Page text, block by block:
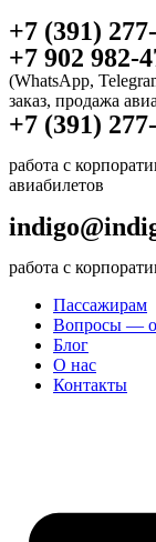
+7 (391)
+7 902 982-
(WhatsApp,
заказ, продажа
+7 (391)
работа с
авиабилетов
работа с
Пассажирам
Вопросы —
Блог
О нас
Контакты